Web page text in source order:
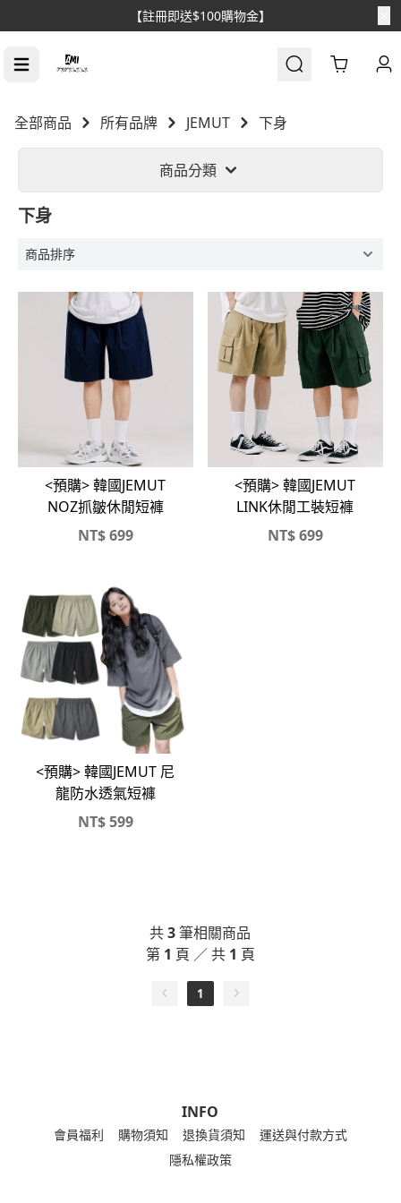
【註冊即送$100購物金】
Cart
全部商品 所有品牌 JEMUT 下身
商品分類
下身
<預購> 韓國JEMUT
NOZ抓皺休閒短褲
NT$699
<預購> 韓國JEMUT
LINK休閒工裝短褲
NT$699
<預購> 韓國JEMUT 尼
龍防水透氣短褲
NT$599
共3筆相關商品
第 1 頁 ／ 共 1 頁
1
INFO
會員福利 購物須知 退換貨須知
運送與付款方式
隱私權政策